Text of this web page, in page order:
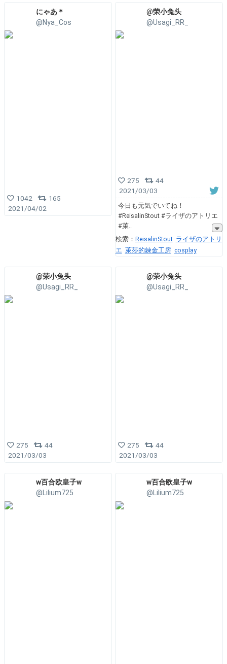
にゃあ＊
@Nya_Cos
1042
165
2021/04/02
@荣小兔头
@Usagi_RR_
275
44
2021/03/03
今日も元気でいてね！
#ReisalinStout #ライザのアトリエ
#萊
検索： ReisalinStout ライザのアトリ
エ 萊莎的鍊金工房 cosplay
@荣小兔头
@Usagi_RR_
275
44
2021/03/03
@荣小兔头
@Usagi_RR_
275
44
2021/03/03
w百合欧皇子w
@Lilium725
w百合欧皇子w
@Lilium725